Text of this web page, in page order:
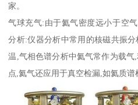
家。
气球充气:由于氦气密度远小于空
分析:仪器分析中常用的核磁共振
温,气相色谱分析中氦气常作为载
点,氦气还应用于真空检漏,如氦质谱